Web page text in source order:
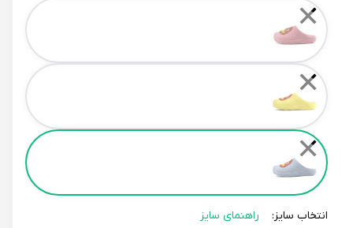
✕
✕
✕
انتخاب سایز: راهنمای سایز